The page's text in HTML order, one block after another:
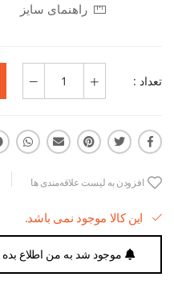
راهنمای سایز
تعداد :
افزودن به لیست علاقه‌مندی ها
این کالا موجود نمی باشد.
موجود شد به من اطلاع بده